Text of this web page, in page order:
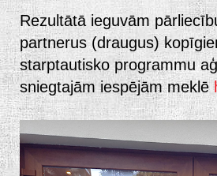
Rezultātā ieguvām
partnerus (draugus)
starptautisko programmu
sniegtajām iespējām meklē